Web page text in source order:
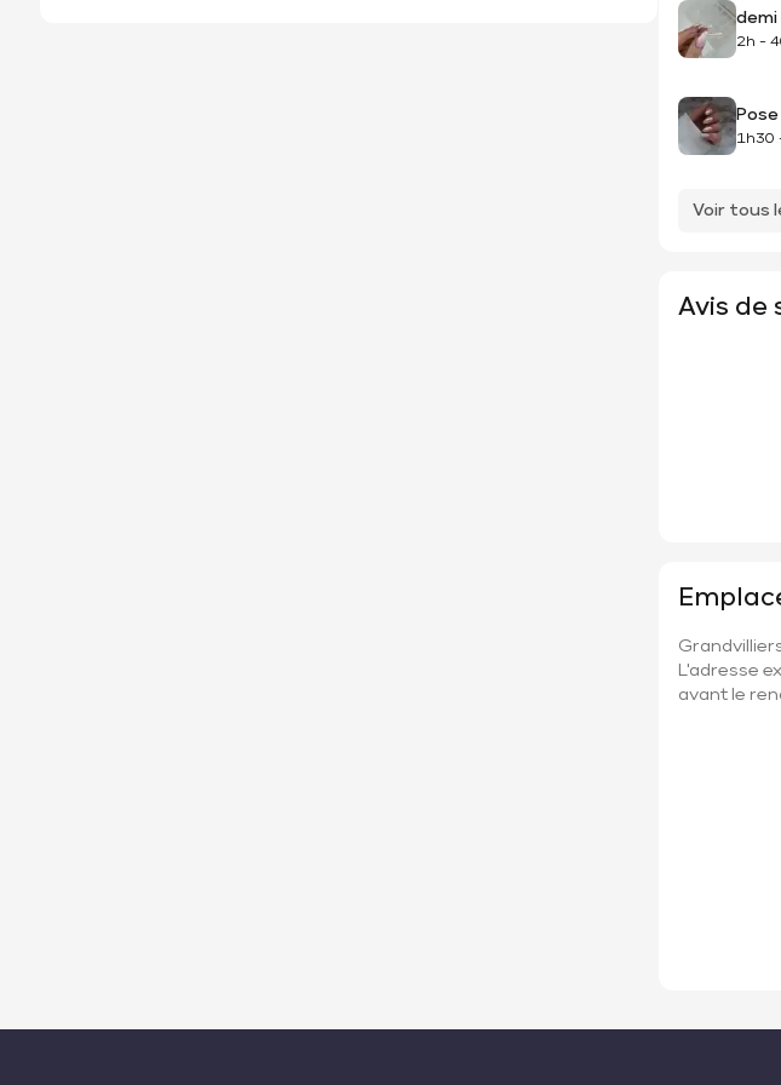
demi
2h -
1h30
Voir tous
Avis de
L'adresse
avant le